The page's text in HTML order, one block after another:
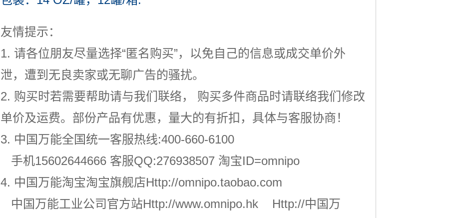
友情提示：
1. 请各位朋友尽量选择“匿名购买”，以免自己的信息或成交单价外
泄，遭到无良卖家或无聊广告的骚扰。
2. 购买时若需要帮助请与我们联络， 购买多件商品时请联络我们修改
单价及运费。部份产品有优惠，量大的有折扣，具体与客服协商！
3. 中国万能全国统一客服热线:400-660-6100
手机15602644666 客服QQ:276938507 淘宝ID=omnipo
4. 中国万能淘宝淘宝旗舰店Http://omnipo.taobao.com
中国万能工业公司官方站Http://www.omnipo.hk Http://中国万